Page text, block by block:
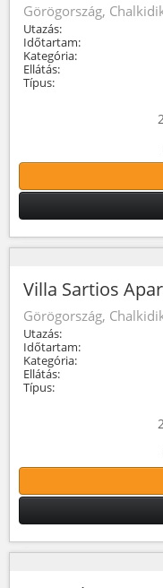
Görögország,
Utazás:
Időtartam:
Kategória:
Ellátás:
Típus:
Villa Sartios
Görögország,
Utazás:
Időtartam:
Kategória:
Ellátás:
Típus: